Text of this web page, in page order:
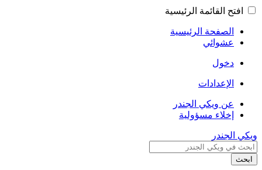
افتح القائمة الرئيسية
الصفحة الرئيسية
عشوائي
دخول
الإعدادات
عن ويكي الجندر
إخلاء مسؤولية
ويكي الجندر
ابحث